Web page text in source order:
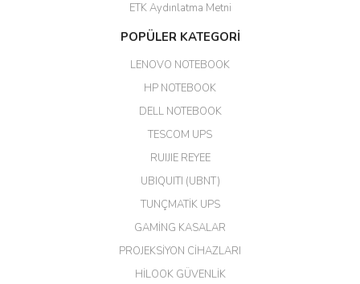
Aldığım ürün kapalı kutu teslim
edildi. Teşekkür ederim.
GÜRKAN KETHÜDAOĞLU |
Her şey için teşekkür ederim çok
Erdal Cingöz | 07/02/2026
ETK Aydınlatma Metni
POPÜLER KATEGORİ
LENOVO NOTEBOOK
HP NOTEBOOK
DELL NOTEBOOK
TESCOM UPS
RUIJIE REYEE
UBIQUITI (UBNT)
TUNÇMATİK UPS
GAMİNG KASALAR
PROJEKSİYON CİHAZLARI
HİLOOK GÜVENLİK